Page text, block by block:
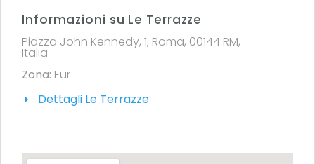
Informazioni su Le Terrazze
Piazza John Kennedy, 1, Roma, 00144 RM,
Italia
Zona: Eur
Dettagli Le Terrazze